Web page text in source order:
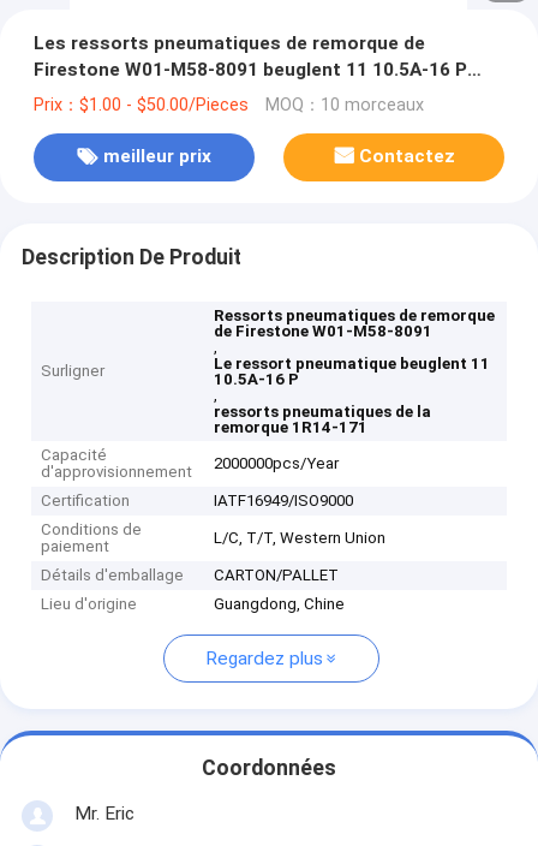
Les ressorts pneumatiques de remorque de
Firestone W01-M58-8091 beuglent 11 10.5A-16 P
1R14-171
Prix：$1.00 - $50.00/Pieces MOQ：10 morceaux
meilleur prix Contactez
Description De Produit
Surligner
Ressorts pneumatiques de remorque
de Firestone W01-M58-8091
,
Le ressort pneumatique beuglent 11
10.5A-16 P
,
ressorts pneumatiques de la
remorque 1R14-171
Capacité
d'approvisionnement
2000000pcs/Year
Certification
IATF16949/ISO9000
Conditions de
paiement
L/C, T/T, Western Union
Détails d'emballage
CARTON/PALLET
Lieu d'origine
Guangdong, Chine
Regardez plus
Coordonnées
Mr. Eric